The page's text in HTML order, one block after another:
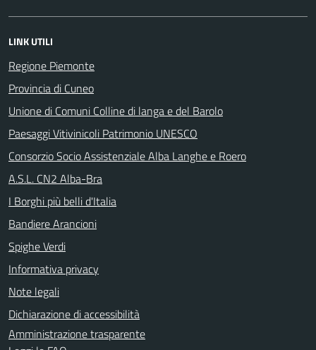
LINK UTILI
Regione Piemonte
Provincia di Cuneo
Unione di Comuni Colline di langa e del Barolo
Paesaggi Vitivinicoli Patrimonio UNESCO
Consorzio Socio Assistenziale Alba Langhe e Roero
A.S.L. CN2 Alba-Bra
I Borghi più belli d'Italia
Bandiere Arancioni
Spighe Verdi
Informativa privacy
Note legali
Dichiarazione di accessibilità
Amministrazione trasparente